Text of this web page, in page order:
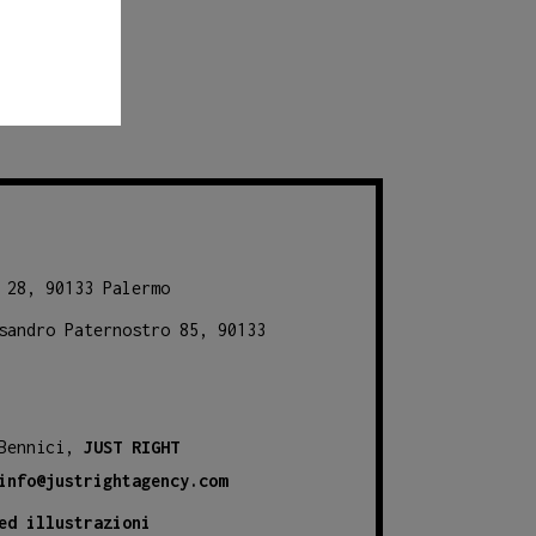
90133 Palermo
Paternostro 85, 90133
JUST RIGHT
illustrazioni